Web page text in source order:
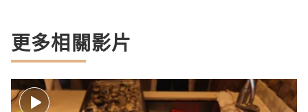
更多相關影片